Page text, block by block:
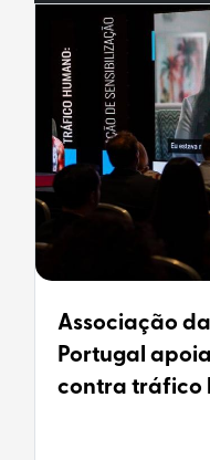
Associação
Portugal
contra tráfico